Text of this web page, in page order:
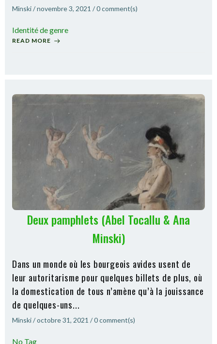
Minski/novembre 3, 2021 /0comment(s)
Identité de genre
READ MORE
Deux pamphlets (Abel Tocallu & Ana
Minski)
Dans un monde où les bourgeois avides usent de
leur autoritarisme pour quelques billets de plus, où
la domestication de tous n’amène qu’à la jouissance
de quelques-uns...
Minski/octobre 31, 2021 /0comment(s)
No Tag